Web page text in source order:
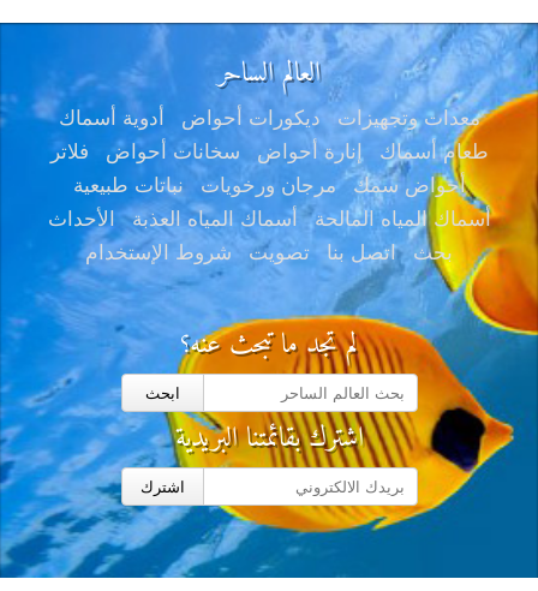
العالم الساحر
معدات وتجهيزات ديكورات أحواض
أدوية أسماك
طعام أسماك
إنارة أحواض سخانات أحواض
فلاتر
أحواض سمك
مرجان ورخويات
نباتات طبيعية
أسماك المياه المالحة
أسماك المياه العذبة
الأحداث
بحث
اتصل بنا تصويت شروط الإستخدام
لم تجد ما تبحث عنه؟
اشترك بقائمتنا البريدية
اشترك